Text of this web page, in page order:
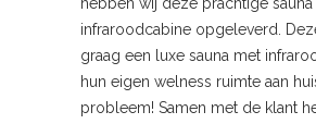
infraroodcabine opgeleverd.
graag een luxe sauna met
hun eigen welness ruimte aan
probleem! Samen met de klant